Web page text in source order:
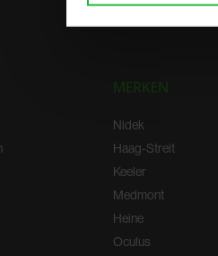
MERKEN
Nidek
Haag-Streit
Keeler
Medmont
Heine
Oculus